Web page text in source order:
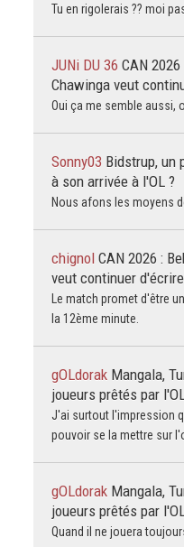
Tu en rigolerais ?? moi
JUNi DU 36 CAN
Chawinga veut
Oui ça me semble aussi,
Sonny03 Bidstrup, un
à son arrivée à l'OL ?
Nous afons les moyens
chignol CAN 2026 :
veut continuer
Le match promet d'être
la 12ème minute.
gOLdorak Mangala,
joueurs prêtés par
J'ai surtout l'impression
pouvoir se la mettre sur
gOLdorak Mangala,
joueurs prêtés par
Quand il ne jouera